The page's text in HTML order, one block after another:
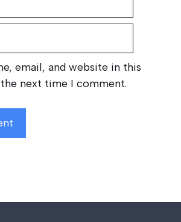
email, and website in this
next time I comment.